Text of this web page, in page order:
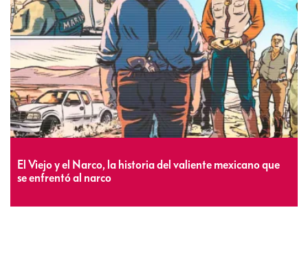
El Viejo y el Narco, la historia del valiente mexicano que
se enfrentó al narco